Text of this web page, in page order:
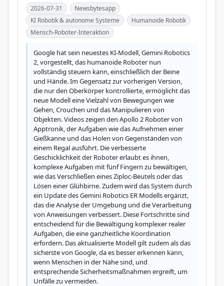
2026-07-31
Newsbytesapp
KI Robotik & autonome Systeme
Humanoide Robotik
Mensch-Roboter-Interaktion
Google hat sein neuestes KI-Modell, Gemini Robotics
2, vorgestellt, das humanoide Roboter nun
vollständig steuern kann, einschließlich der Beine
und Hände. Im Gegensatz zur vorherigen Version,
die nur den Oberkörper kontrollierte, ermöglicht das
neue Modell eine Vielzahl von Bewegungen wie
Gehen, Crouchen und das Manipulieren von
Objekten. Videos zeigen den Apollo 2 Roboter von
Apptronik, der Aufgaben wie das Aufnehmen einer
Gießkanne und das Holen von Gegenständen von
einem Regal ausführt. Die verbesserte
Geschicklichkeit der Roboter erlaubt es ihnen,
komplexe Aufgaben mit fünf Fingern zu bewältigen,
wie das Verschließen eines Ziploc-Beutels oder das
Lösen einer Glühbirne. Zudem wird das System durch
ein Update des Gemini Robotics ER Modells ergänzt,
das die Analyse der Umgebung und die Verarbeitung
von Anweisungen verbessert. Diese Fortschritte sind
entscheidend für die Bewältigung komplexer realer
Aufgaben, die eine ganzheitliche Koordination
erfordern. Das aktualisierte Modell gilt zudem als das
sicherste von Google, da es besser erkennen kann,
wenn Menschen in der Nähe sind, und
entsprechende Sicherheitsmaßnahmen ergreift, um
Unfälle zu vermeiden.